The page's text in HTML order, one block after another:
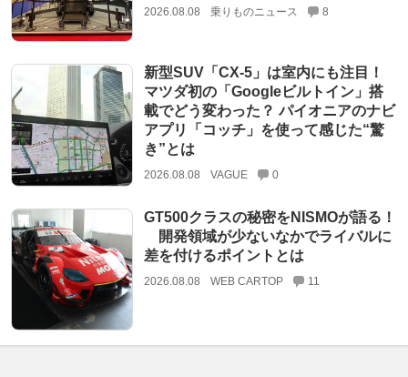
2026.08.08 乗りものニュース 8
新型SUV「CX-5」は室内にも注目！
マツダ初の「Googleビルトイン」搭
載でどう変わった？ パイオニアのナビ
アプリ「コッチ」を使って感じた“驚
き”とは
2026.08.08 VAGUE 0
GT500クラスの秘密をNISMOが語る！
開発領域が少ないなかでライバルに
差を付けるポイントとは
2026.08.08 WEB CARTOP 11